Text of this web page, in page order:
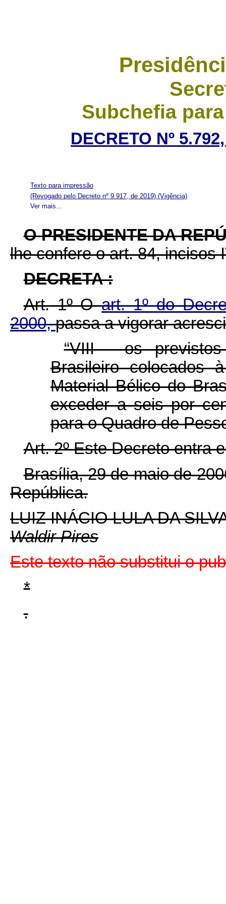
Subchefia
DECRETO Nº
Texto para impressão
Ver mais...
(Revogado pelo Decreto nº 9.917, de 2019) (Vigência)
O PRESIDENTE DA
lhe confere o art. 84, incisos
DECRETA :
Art. 1º Oart. 1º do
2000,passa a vigorar
“VIII - os
Brasileiro colocados
Material Bélico do
exceder a seis por
para o Quadro de
Art. 2º Este Decreto entra
Brasília, 29 de maio de
República.
LUIZ INÁCIO LULA DA
Waldir Pires
Este texto não substitui o
*
.